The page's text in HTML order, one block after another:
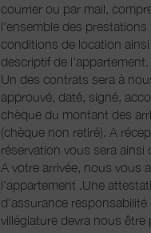
courrier ou par mail,
l'ensemble des prestations
conditions de location
descriptif de l'appartement.
Un des contrats sera à
approuvé, daté, signé,
chèque du montant des
(chèque non retiré). A
réservation vous sera ainsi
A votre arrivée, nous vous
l'appartement .Une
d'assurance responsabilité
villégiature devra nous être